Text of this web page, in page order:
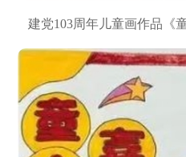
建党103周年儿童画作品《